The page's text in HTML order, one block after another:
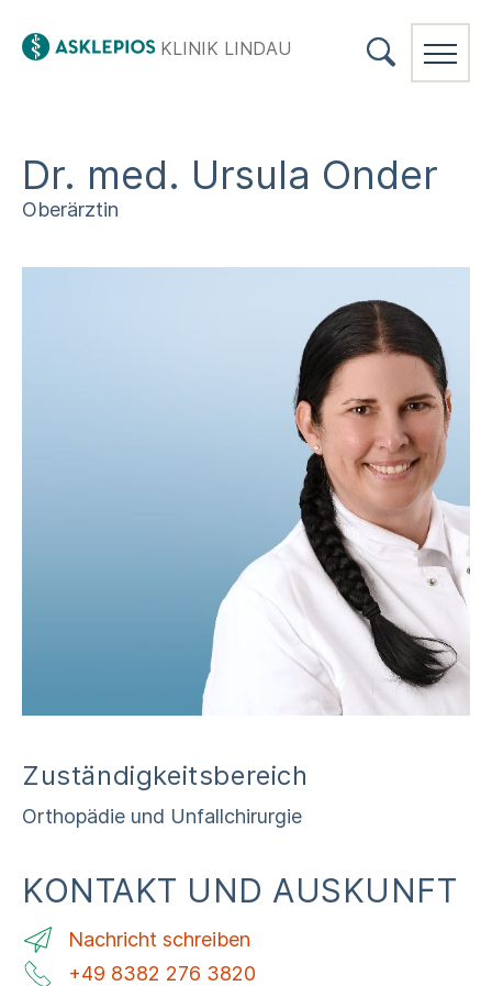
KLINIK LINDAU
Dr. med. Ursula Onder
Oberärztin
Zuständigkeitsbereich
Orthopädie und Unfallchirurgie
KONTAKT UND AUSKUNFT
Nachricht schreiben
+49 8382 276 3820